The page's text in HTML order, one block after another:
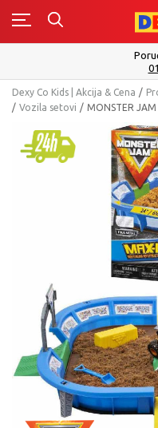
Dexy Co Kids | Akcija & Cena
Vozila setovi
MONSTER JAM